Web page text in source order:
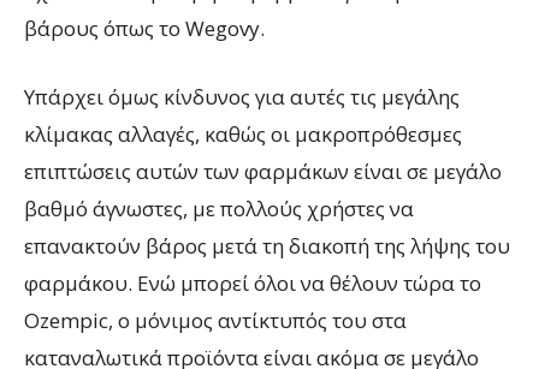
βάρους όπως το Wegovy.
Υπάρχει όμως κίνδυνος για αυτές τις μεγάλης
κλίμακας αλλαγές, καθώς οι μακροπρόθεσμες
επιπτώσεις αυτών των φαρμάκων είναι σε μεγάλο
βαθμό άγνωστες, με πολλούς χρήστες να
επανακτούν βάρος μετά τη διακοπή της λήψης του
φαρμάκου. Ενώ μπορεί όλοι να θέλουν τώρα το
Ozempic, ο μόνιμος αντίκτυπός του στα
καταναλωτικά προϊόντα είναι ακόμα σε μεγάλο